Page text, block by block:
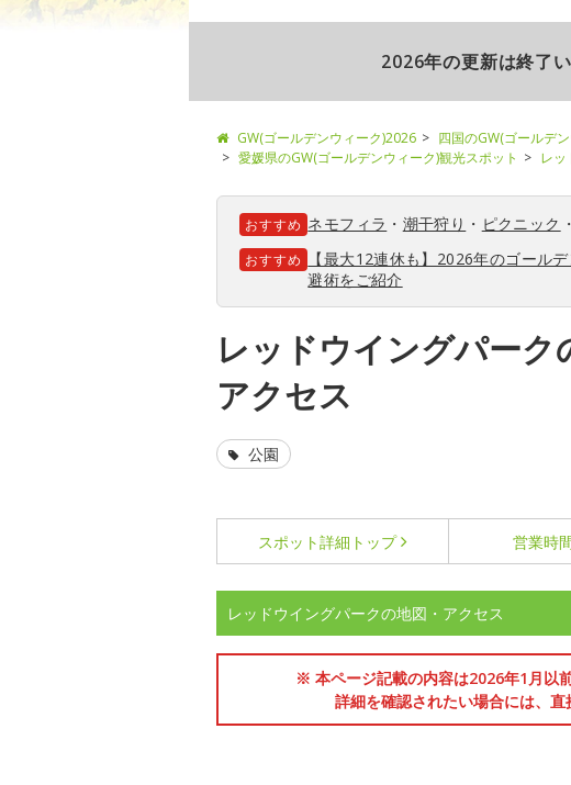
2026年の更新は終了
GW(ゴールデンウィーク)2026 四国のGW(ゴールデ
愛媛県のGW(ゴールデンウィーク)観光スポット
レッ
おすすめ ネモフィラ ・ 潮干狩り ・ ピクニック ・
おすすめ
【最大12連休も】2026年のゴール
避術をご紹介
レッドウイングパーク
アクセス
公園
スポット詳細 トップ 営業時
レッドウイングパークの地図・アクセス
※ 本ページ記載の内容は2026年1月以
詳細を確認されたい場合には、直